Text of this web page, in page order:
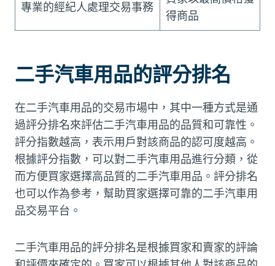
專業的經紀人處理交易事務
得商品
二手汽車用品的評分排名
在二手汽車用品的交易市場中，其中一種方式是通
過評分排名來評估二手汽車用品的品質和可靠性。
評分指數越高，表示用戶對該商品的認可度越高。
根據評分指數，可以對二手汽車用品進行分類，從
而方便買家選擇高品質的二手汽車用品。評分排名
也可以作為參考，幫助買家選擇可靠的二手汽車用
品交易平台。
二手汽車用品的評分排名是根據買家和賣家的評論